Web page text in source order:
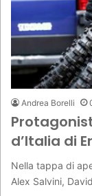
Andrea Borelli
d’Italia di
Nella tappa di
Alex Salvini,